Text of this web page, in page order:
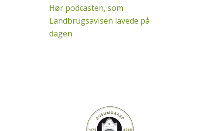
Hør podcasten, som
Landbrugsavisen lavede på
dagen